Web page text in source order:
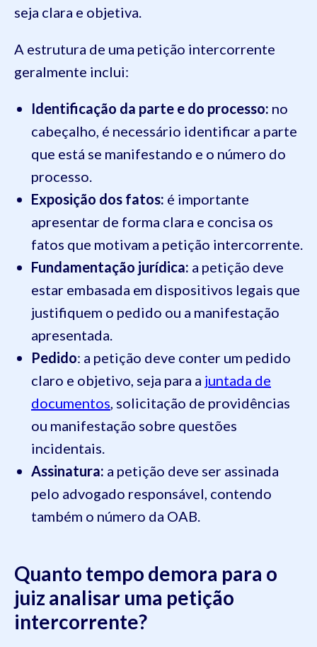
seja clara e objetiva.
A estrutura de uma petição intercorrente
geralmente inclui:
Identificação da parte e do processo: no
cabeçalho, é necessário identificar a parte
que está se manifestando e o número do
processo.
Exposição dos fatos: é importante
apresentar de forma clara e concisa os
fatos que motivam a petição intercorrente.
Fundamentação jurídica: a petição deve
estar embasada em dispositivos legais que
justifiquem o pedido ou a manifestação
apresentada.
Pedido: a petição deve conter um pedido
claro e objetivo, seja para a juntada de
documentos , solicitação de providências
ou manifestação sobre questões
incidentais.
Assinatura: a petição deve ser assinada
pelo advogado responsável, contendo
também o número da OAB.
Quanto tempo demora para o
juiz analisar uma petição
intercorrente?